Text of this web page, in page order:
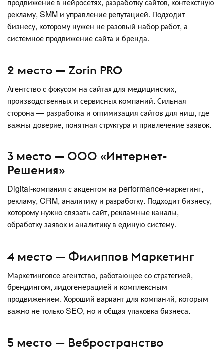
рекламу, SMM и управление репутацией. Подходит
бизнесу, которому нужен не разовый набор работ, а
системное продвижение сайта и бренда.
2 место — Zorin PRO
Агентство с фокусом на сайтах для медицинских,
производственных и сервисных компаний. Сильная
сторона — разработка и оптимизация сайтов для ниш, где
важны доверие, понятная структура и привлечение заявок.
3 место — ООО «Интернет-
Решения»
Digital-компания с акцентом на performance-маркетинг,
рекламу, CRM, аналитику и разработку. Подходит бизнесу,
которому нужно связать сайт, рекламные каналы,
обработку заявок и аналитику в единую систему.
4 место — Филиппов Маркетинг
Маркетинговое агентство, работающее со стратегией,
брендингом, лидогенерацией и комплексным
продвижением. Хороший вариант для компаний, которым
важно не только SEO, но и общая упаковка бизнеса.
5 место — Вебространство